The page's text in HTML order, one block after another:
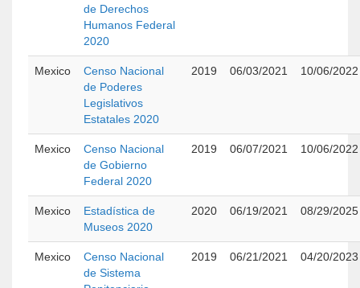
de Derechos
Humanos Federal
2020
Mexico
Censo Nacional
de Poderes
Legislativos
Estatales 2020
2019 06/03/2021 10/06/2022
Mexico
Censo Nacional
de Gobierno
Federal 2020
2019 06/07/2021 10/06/2022
Mexico
Estadística de
Museos 2020
2020 06/19/2021 08/29/2025
Mexico
Censo Nacional
de Sistema
2019 06/21/2021 04/20/2023